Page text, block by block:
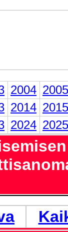
2004 2005
2014 2015
2024 2025